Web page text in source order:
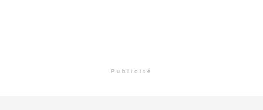
Publicité